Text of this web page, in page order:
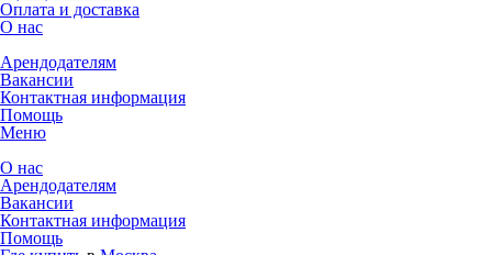
Оплата и доставка
О нас
Арендодателям
Вакансии
Контактная информация
Помощь
Меню
О нас
Арендодателям
Вакансии
Контактная информация
Помощь